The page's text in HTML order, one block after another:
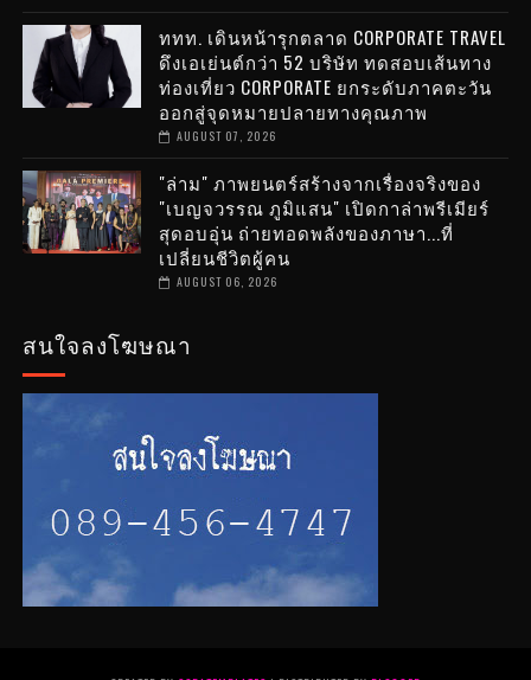
ททท. เดินหน้ารุกตลาด CORPORATE TRAVEL
ดึงเอเย่นต์กว่า 52 บริษัท ทดสอบเส้นทาง
ท่องเที่ยว CORPORATE ยกระดับภาคตะวัน
ออกสู่จุดหมายปลายทางคุณภาพ
AUGUST 07, 2026
"ล่าม" ภาพยนตร์สร้างจากเรื่องจริงของ
"เบญจวรรณ ภูมิแสน" เปิดกาล่าพรีเมียร์
สุดอบอุ่น ถ่ายทอดพลังของภาษา...ที่
เปลี่ยนชีวิตผู้คน
AUGUST 06, 2026
สนใจลงโฆษณา